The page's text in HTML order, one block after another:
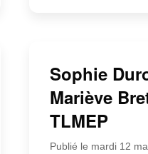
Sophie
Mariève
TLMEP
Publié le mardi 12